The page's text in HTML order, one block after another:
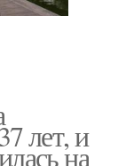
лет, и
на